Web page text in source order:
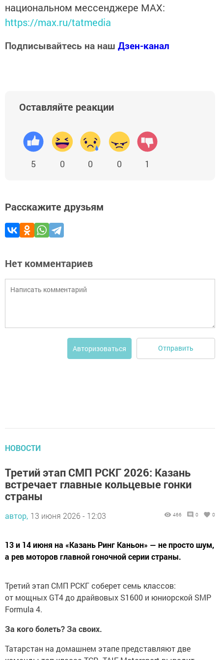
национальном мессенджере MАХ:
https://max.ru/tatmedia
Подписывайтесь на наш Дзен-канал
Оставляйте реакции
5 0 0 0 1
Расскажите друзьям
Нет комментариев
Авторизоваться Отправить
НОВОСТИ
Третий этап СМП РСКГ 2026: Казань
встречает главные кольцевые гонки
страны
автор, 13 июня 2026 - 12:03 466 0 0
13 и 14 июня на «Казань Ринг Каньон» — не просто шум,
а рев моторов главной гоночной серии страны.
Третий этап СМП РСКГ соберет семь классов:
от мощных GT4 до драйвовых S1600 и юниорской SMP
Formula 4.
За кого болеть? За своих.
Татарстан на домашнем этапе представляют две